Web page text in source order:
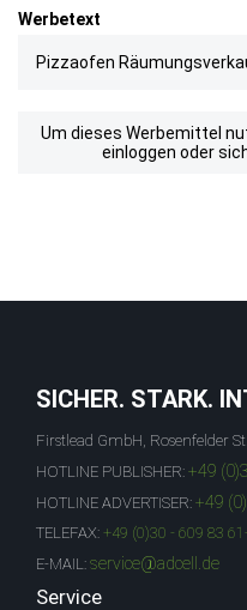
Werbetext
Pizzaofen
Um dieses Werbemittel
einloggen oder
SICHER. STARK.
Firstlead GmbH, Rosenfelder
HOTLINE PUBLISHER: +49
HOTLINE ADVERTISER: +49
TELEFAX: +49 (0)30 - 609 83
E-MAIL: service@adcell.de
Service